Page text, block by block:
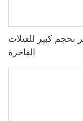
بحجم كبير للفيلات
الفاخرة